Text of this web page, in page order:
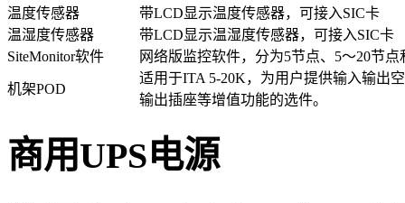
温度传感器
带LCD显示温度传感器，可接入SIC卡
温湿度传感器
带LCD显示温湿度传感器，可接入SIC卡
SiteMonitor软件
网络版监控软件，分为5节点、5～20节点
机架POD
适用于ITA 5-20K，为用户提供输入输出
输出插座等增值功能的选件。
商用UPS电源